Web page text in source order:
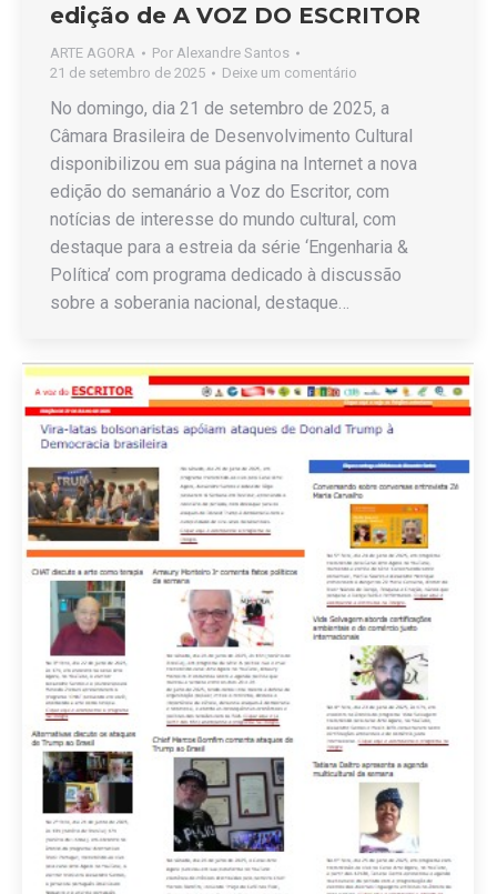
edição de A VOZ DO ESCRITOR
ARTE AGORA Por Alexandre Santos
21 de setembro de 2025
Deixe um comentário
No domingo, dia 21 de setembro de 2025, a
Câmara Brasileira de Desenvolvimento Cultural
disponibilizou em sua página na Internet a nova
edição do semanário a Voz do Escritor, com
notícias de interesse do mundo cultural, com
destaque para a estreia da série ‘Engenharia &
Política’ com programa dedicado à discussão
sobre a soberania nacional, destaque…